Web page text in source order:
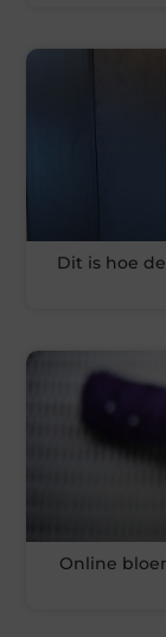
Dit is hoe
Online